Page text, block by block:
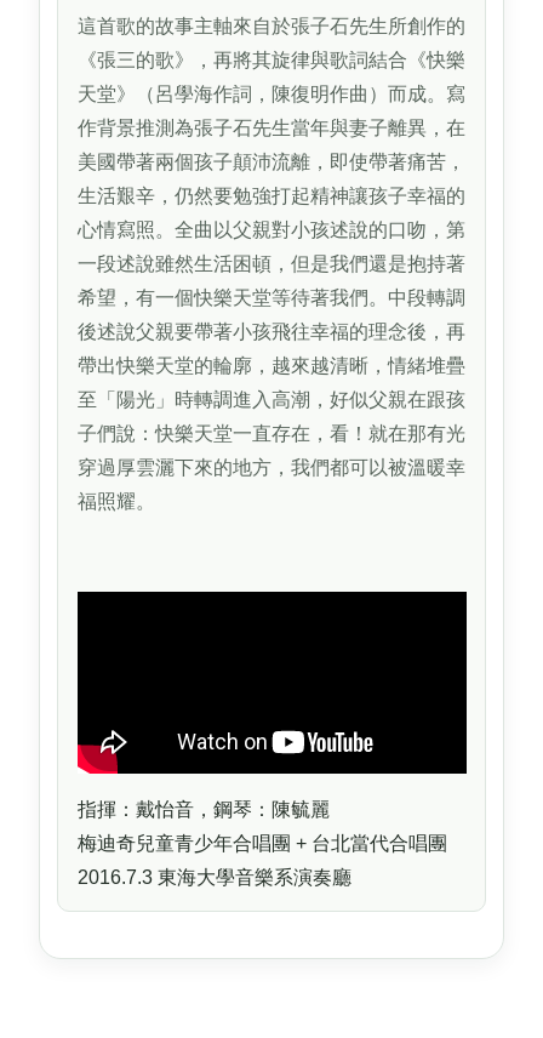
這首歌的故事主軸來自於張子石先生所創作的
《張三的歌》，再將其旋律與歌詞結合《快樂
天堂》（呂學海作詞，陳復明作曲）而成。寫
作背景推測為張子石先生當年與妻子離異，在
美國帶著兩個孩子顛沛流離，即使帶著痛苦，
生活艱辛，仍然要勉強打起精神讓孩子幸福的
心情寫照。全曲以父親對小孩述說的口吻，第
一段述說雖然生活困頓，但是我們還是抱持著
希望，有一個快樂天堂等待著我們。中段轉調
後述說父親要帶著小孩飛往幸福的理念後，再
帶出快樂天堂的輪廓，越來越清晰，情緒堆疊
至「陽光」時轉調進入高潮，好似父親在跟孩
子們說：快樂天堂一直存在，看！就在那有光
穿過厚雲灑下來的地方，我們都可以被溫暖幸
福照耀。
指揮：戴怡音，鋼琴：陳毓麗
梅迪奇兒童青少年合唱團 + 台北當代合唱團
2016.7.3 東海大學音樂系演奏廳